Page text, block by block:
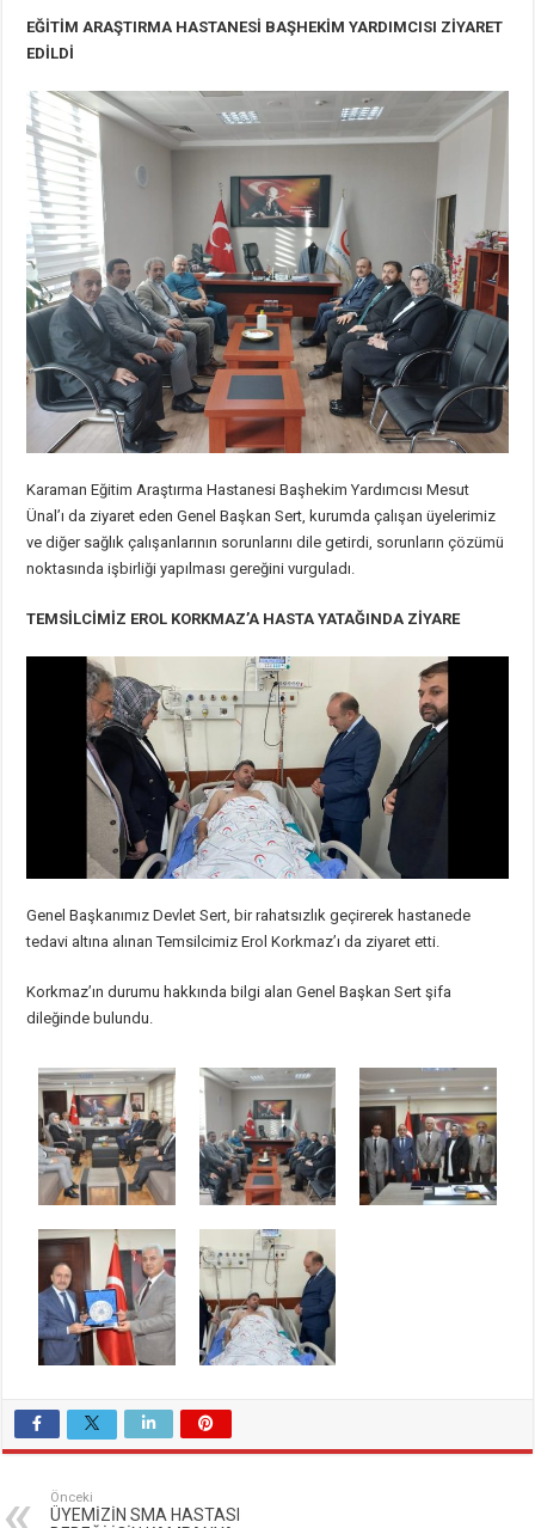
EĞİTİM ARAŞTIRMA HASTANESİ BAŞHEKİM YARDIMCISI ZİYARET
EDİLDİ
Karaman Eğitim Araştırma Hastanesi Başhekim Yardımcısı Mesut
Ünal’ı da ziyaret eden Genel Başkan Sert, kurumda çalışan üyelerimiz
ve diğer sağlık çalışanlarının sorunlarını dile getirdi, sorunların çözümü
noktasında işbirliği yapılması gereğini vurguladı.
TEMSİLCİMİZ EROL KORKMAZ’A HASTA YATAĞINDA ZİYARE
Genel Başkanımız Devlet Sert, bir rahatsızlık geçirerek hastanede
tedavi altına alınan Temsilcimiz Erol Korkmaz’ı da ziyaret etti.
Korkmaz’ın durumu hakkında bilgi alan Genel Başkan Sert şifa
dileğinde bulundu.
Önceki
ÜYEMİZİN SMA HASTASI